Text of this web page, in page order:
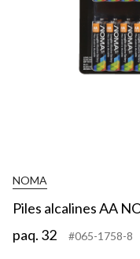
NOMA
Piles alcalines AA
paq. 32
#065-1758-8